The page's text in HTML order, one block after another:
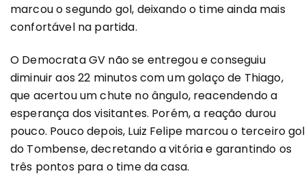
marcou o segundo gol, deixando o time ainda mais
confortável na partida.
O Democrata GV não se entregou e conseguiu
diminuir aos 22 minutos com um golaço de Thiago,
que acertou um chute no ângulo, reacendendo a
esperança dos visitantes. Porém, a reação durou
pouco. Pouco depois, Luiz Felipe marcou o terceiro gol
do Tombense, decretando a vitória e garantindo os
três pontos para o time da casa.